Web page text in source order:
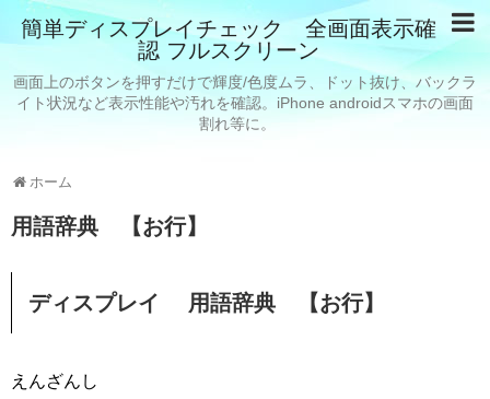
簡単ディスプレイチェック 全画面表示確
認 フルスクリーン
画面上のボタンを押すだけで輝度/色度ムラ、ドット抜け、バックラ
イト状況など表示性能や汚れを確認。iPhone androidスマホの画面
割れ等に。
ホーム
用語辞典 【お行】
ディスプレイ 用語辞典 【お行】
えんざんし